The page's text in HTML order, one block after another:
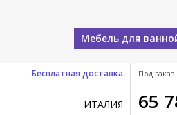
Мебель для
ИТАЛИЯ
Бесплатная доставка
65
Под заказ